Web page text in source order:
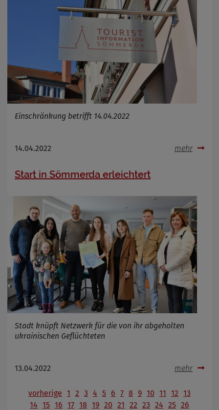
Einschränkung betrifft 14.04.2022
14.04.2022 mehr
Start in Sömmerda erleichtert
Stadt knüpft Netzwerk für die von ihr abgeholten
ukrainischen Geflüchteten
13.04.2022 mehr
vorherige 1 2 3 4 5 6 7 8 9 10 11 12 13
14 15 16 17 18 19 20 21 22 23 24 25 26